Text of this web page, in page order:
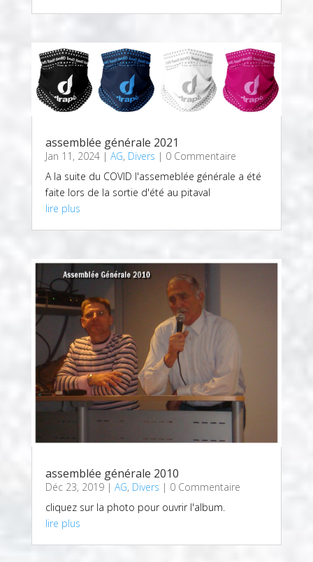
assemblée générale 2021
Jan 11, 2024| AG, Divers | 0 Commentaire
A la suite du COVID l'assemeblée générale a été
faite lors de la sortie d'été au pitaval
lire plus
assemblée générale 2010
Déc 23, 2019| AG, Divers | 0 Commentaire
cliquez sur la photo pour ouvrir l'album.
lire plus